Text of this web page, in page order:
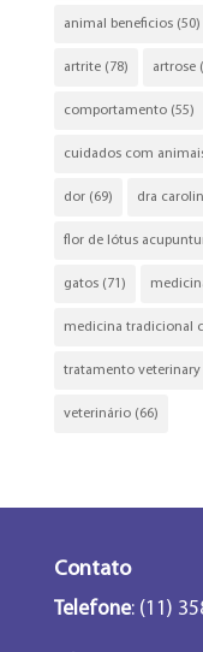
animal beneficios(50)
artrite(78) artrose
comportamento(55)
cuidados com
dor(69) dra
flor de lótus
gatos(71)
medicina tradicional
tratamento veterinary
veterinário(66)
Contato
Telefone: (11)